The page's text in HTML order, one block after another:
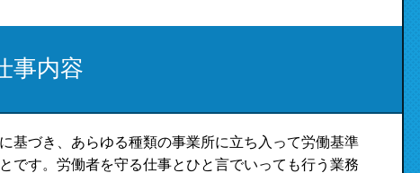
事内容
基づき、あらゆる種類の事業所に立ち入って労働基準
です。労働者を守る仕事とひと言でいっても行う業務